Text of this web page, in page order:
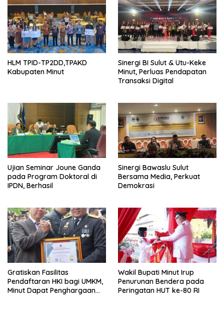
HLM TPID-TP2DD,TPAKD
Kabupaten Minut
Sinergi BI Sulut & Utu-Keke
Minut, Perluas Pendapatan
Transaksi Digital
Ujian Seminar Joune Ganda
pada Program Doktoral di
IPDN, Berhasil
Sinergi Bawaslu Sulut
Bersama Media, Perkuat
Demokrasi
Gratiskan Fasilitas
Pendaftaran HKI bagi UMKM,
Minut Dapat Penghargaan
Wakil Bupati Minut Irup
Penurunan Bendera pada
Peringatan HUT ke-80 RI